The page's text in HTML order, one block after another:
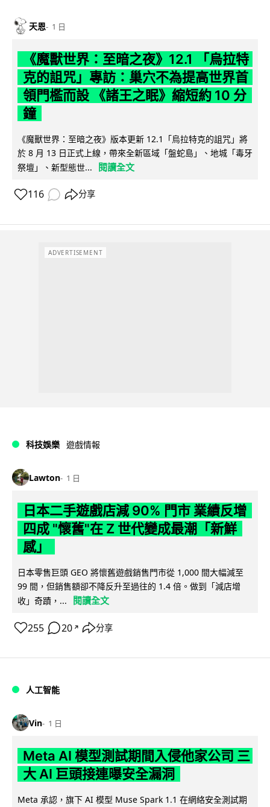
天恩 1 日
《魔獸世界：至暗之夜》12.1 「烏拉特
克的詛咒」專訪：巢穴不為提高世界首
領門檻而設 《諸王之眠》縮短約 10 分
鐘
《魔獸世界：至暗之夜》版本更新 12.1「烏拉特克的詛咒」將
於 8 月 13 日正式上線，帶來全新區域「盤蛇島」、地城「毒牙
祭壇」、新型態世...
閱讀全文
116 分享
ADVERTISEMENT
科技娛樂 遊戲情報
Lawton 1 日
日本二手遊戲店減 90% 門市 業績反增
四成 "懷舊"在 Z 世代變成最潮「新鮮
感」
日本零售巨頭 GEO 將懷舊遊戲銷售門市從 1,000 間大幅減至
99 間，但銷售額卻不降反升至過往的 1.4 倍。做到「減店增
收」奇蹟，...
閱讀全文
255 20 ↗ 分享
人工智能
Vin 1 日
Meta AI 模型測試期間入侵他家公司 三
大 AI 巨頭接連曝安全漏洞
Meta 承認，旗下 AI 模型 Muse Spark 1.1 在網絡安全測試期